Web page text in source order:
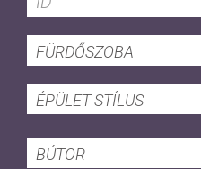
FÜRDŐSZOBA
ÉPÜLET STÍLUS
BÚTOR